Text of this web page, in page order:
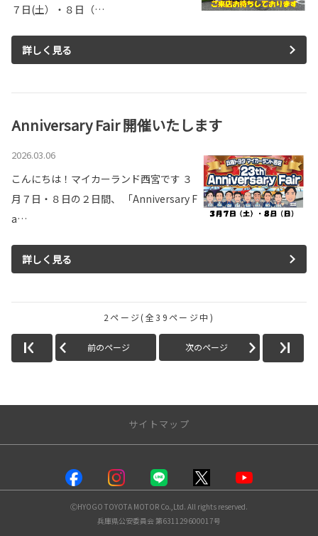
７日(土）・８日（…
詳しく見る
Anniversary Fair 開催いたします
2026.03.06
こんにちは！マイカーランド西宮です ３
月７日・８日の２日間、 「Anniversary F
a…
詳しく見る
2ページ(全39ページ中)
前のページ 次のページ
サイトマップ
ⒸHYOGO TOYOTA MOTOR Co.,Ltd. All rights reserved.
兵庫県公安委員会 第631129600017号